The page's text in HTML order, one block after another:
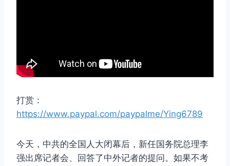
打赏：
https://www.paypal.com/paypalme/Ying6789
今天，中共的全国人大闭幕后，新任国务院总理李
强出席记者会、回答了中外记者的提问。如果不考